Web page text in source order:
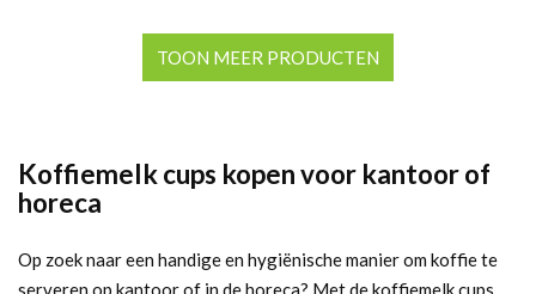
TOON MEER PRODUCTEN
Koffiemelk cups kopen voor kantoor of
horeca
Op zoek naar een handige en hygiënische manier om koffie te
serveren op kantoor of in de horeca? Met de koffiemelk cups